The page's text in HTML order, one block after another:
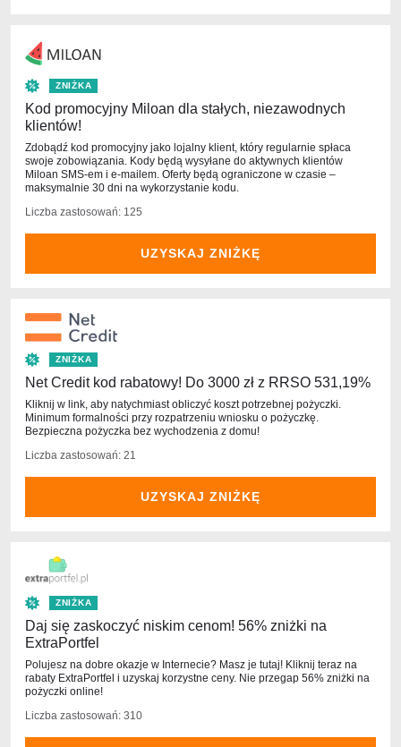
ZNIŻKA
Kod promocyjny Miloan dla stałych, niezawodnych
klientów!
Zdobądź kod promocyjny jako lojalny klient, który regularnie spłaca
swoje zobowiązania. Kody będą wysyłane do aktywnych klientów
Miloan SMS-em i e-mailem. Oferty będą ograniczone w czasie –
maksymalnie 30 dni na wykorzystanie kodu.
Liczba zastosowań: 125
UZYSKAJ ZNIŻKĘ
ZNIŻKA
Net Credit kod rabatowy! Do 3000 zł z RRSO 531,19%
Kliknij w link, aby natychmiast obliczyć koszt potrzebnej pożyczki.
Minimum formalności przy rozpatrzeniu wniosku o pożyczkę.
Bezpieczna pożyczka bez wychodzenia z domu!
Liczba zastosowań: 21
UZYSKAJ ZNIŻKĘ
ZNIŻKA
Daj się zaskoczyć niskim cenom! 56% zniżki na
ExtraPortfel
Polujesz na dobre okazje w Internecie? Masz je tutaj! Kliknij teraz na
rabaty ExtraPortfel i uzyskaj korzystne ceny. Nie przegap 56% zniżki na
pożyczki online!
Liczba zastosowań: 310